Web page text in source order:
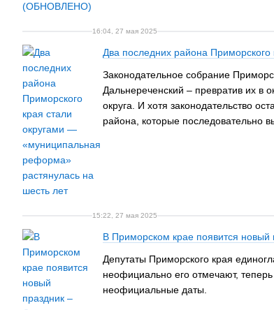
16:04, 27 мая 2025
Два последних района
Законодательное собрание
Дальнереченский – превратив их в
округа. И хотя законодательство
района, которые последовательно
15:22, 27 мая 2025
В Приморском крае появится новый
Депутаты Приморского края
неофициально его отмечают,
неофициальные даты.